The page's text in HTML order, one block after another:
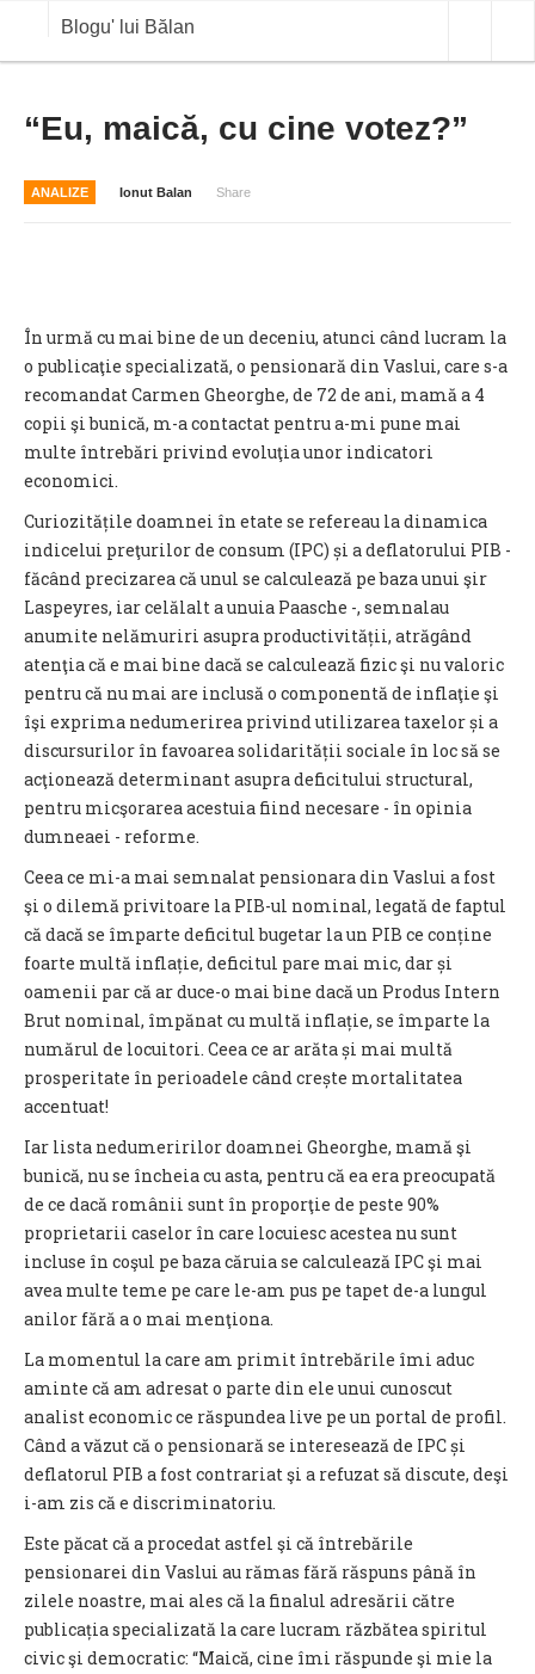
Blogu' lui Bălan
OPINII
COTATII BVB
“Eu, maică, cu cine votez?”
ANALIZE Ionut Balan Share
În urmă cu mai bine de un deceniu, atunci când lucram la
o publicaţie specializată, o pensionară din Vaslui, care s-a
recomandat Carmen Gheorghe, de 72 de ani, mamă a 4
copii şi bunică, m-a contactat pentru a-mi pune mai
multe întrebări privind evoluţia unor indicatori
economici.
Curiozitățile doamnei în etate se refereau la dinamica
indicelui preţurilor de consum (IPC) și a deflatorului PIB -
făcând precizarea că unul se calculează pe baza unui şir
Laspeyres, iar celălalt a unuia Paasche -, semnalau
anumite nelămuriri asupra productivității, atrăgând
atenţia că e mai bine dacă se calculează fizic şi nu valoric
pentru că nu mai are inclusă o componentă de inflaţie şi
îşi exprima nedumerirea privind utilizarea taxelor și a
discursurilor în favoarea solidarității sociale în loc să se
acţionează determinant asupra deficitului structural,
pentru micşorarea acestuia fiind necesare - în opinia
dumneaei - reforme.
Ceea ce mi-a mai semnalat pensionara din Vaslui a fost
şi o dilemă privitoare la PIB-ul nominal, legată de faptul
că dacă se împarte deficitul bugetar la un PIB ce conține
foarte multă inflație, deficitul pare mai mic, dar și
oamenii par că ar duce-o mai bine dacă un Produs Intern
Brut nominal, împănat cu multă inflație, se împarte la
numărul de locuitori. Ceea ce ar arăta și mai multă
prosperitate în perioadele când crește mortalitatea
accentuat!
Iar lista nedumeririlor doamnei Gheorghe, mamă şi
bunică, nu se încheia cu asta, pentru că ea era preocupată
de ce dacă românii sunt în proporţie de peste 90%
proprietarii caselor în care locuiesc acestea nu sunt
incluse în coşul pe baza căruia se calculează IPC şi mai
avea multe teme pe care le-am pus pe tapet de-a lungul
anilor fără a o mai menţiona.
La momentul la care am primit întrebările îmi aduc
aminte că am adresat o parte din ele unui cunoscut
analist economic ce răspundea live pe un portal de profil.
Când a văzut că o pensionară se interesează de IPC și
deflatorul PIB a fost contrariat şi a refuzat să discute, deşi
i-am zis că e discriminatoriu.
Este păcat că a procedat astfel şi că întrebările
pensionarei din Vaslui au rămas fără răspuns până în
zilele noastre, mai ales că la finalul adresării către
publicația specializată la care lucram răzbătea spiritul
civic şi democratic: “Maică, cine îmi răspunde şi mie la